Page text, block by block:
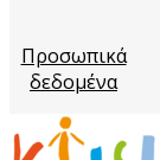
Προσωπικά
δεδομένα